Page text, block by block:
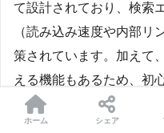
て設計されており、検索
（読み込み速度や内部リ
策されています。加えて
える機能もあるため、初
能です。検索エンジンか
なメリットです。
ホーム シェア